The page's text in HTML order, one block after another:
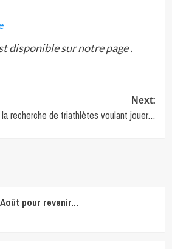
disponible surnotre page.
Next:
la recherche de triathlètes voulant jouer…
pour revenir…